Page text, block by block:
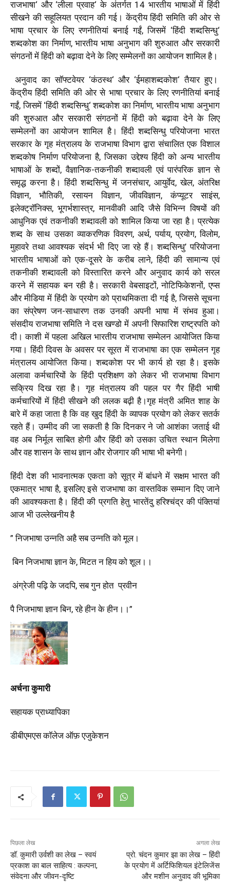
राजभाषा‘ और ‘लीला प्रवाह‘के अंतर्गत 14 भारतीय भाषाओं में हिंदी
सीखने की सहूलियत प्रदान की गई। केंद्रीय हिंदी समिति की ओर से
भाषा प्रचार के लिए रणनीतियां बनाई गईं,जिसमें ‘हिंदी शब्दसिन्धु‘
शब्दकोश का निर्माण,भारतीय भाषा अनुभाग की शुरुआत और सरकारी
संगठनों में हिंदी को बढ़ावा देने के लिए सम्मेलनों का आयोजन शामिल है।
अनुवाद का सॉफ्टवेयर ‘कंठस्थ‘और ‘ईमहाशब्दकोश‘तैयार हुए।
केंद्रीय हिंदी समिति की ओर से भाषा प्रचार के लिए रणनीतियां बनाई
गईं,जिसमें ‘हिंदी शब्दसिन्धु‘शब्दकोश का निर्माण, भारतीय भाषा अनुभाग
की शुरुआत और सरकारी संगठनों में हिंदी को बढ़ावा देने के लिए
सम्मेलनों का आयोजन शामिल है। हिंदी शब्दसिन्धु परियोजना भारत
सरकार के गृह मंत्रालय के राजभाषा विभाग द्वारा संचालित एक विशाल
शब्दकोष निर्माण परियोजना है,जिसका उद्देश्य हिंदी को अन्य भारतीय
भाषाओं के शब्दों,वैज्ञानिक-तकनीकी शब्दावली एवं पारंपरिक ज्ञान से
समृद्ध करना है। हिंदी शब्दसिन्धु में जनसंचार, आयुर्वेद,खेल,अंतरिक्ष
विज्ञान, भौतिकी,रसायन विज्ञान,जीवविज्ञान,कंप्यूटर साइंस,
इलेक्ट्रॉनिक्स,भूगर्भशास्त्र,मानवीकी आदि जैसे विभिन्न विषयों की
आधुनिक एवं तकनीकी शब्दावली को शामिल किया जा रहा है। प्रत्येक
शब्द के साथ उसका व्याकरणिक विवरण,अर्थ,पर्याय,प्रयोग,विलोम,
मुहावरे तथा आवश्यक संदर्भ भी दिए जा रहे हैं। शब्दसिन्धु’ परियोजना
भारतीय भाषाओं को एक-दूसरे के करीब लाने,हिंदी की सामान्य एवं
तकनीकी शब्दावली को विस्तारित करने और अनुवाद कार्य को सरल
करने में सहायक बन रही है। सरकारी वेबसाइटों,नोटिफिकेशनों,एप्स
और मीडिया में हिंदी के प्रयोग को प्राथमिकता दी गई है,जिससे सूचना
का संप्रेषण जन-साधारण तक उनकी अपनी भाषा में संभव हुआ।
संसदीय राजभाषा समिति ने दस खण्डो में अपनी सिफारिश राष्ट्रपति को
दी। काशी में पहला अखिल भारतीय राजभाषा सम्मेलन आयोजित किया
गया। हिंदी दिवस के अवसर पर सूरत में राजभाषा का एक सम्मेलन गृह
मंत्रालय आयोजित किया। शब्दकोश पर भी कार्य हो रहा है। इसके
अलावा कर्मचारियों के हिंदी प्रशिक्षण को लेकर भी राजभाषा विभाग
सक्रिय दिख रहा है। गृह मंत्रालय की पहल पर गैर हिंदी भाषी
कर्मचारियों में हिंदी सीखने की ललक बढ़ी है।गृह मंत्री अमित शाह के
बारे में कहा जाता है कि वह खुद हिंदी के व्यापक प्रयोग को लेकर सतर्क
रहते हैं। उम्मीद की जा सकती है कि दिनकर ने जो आशंका जताई थी
वह अब निर्मूल साबित होगी और हिंदी को उसका उचित स्थान मिलेगा
और वह शासन के साथ ज्ञान और रोजगार की भाषा भी बनेगी।
हिंदी देश की भावनात्मक एकता को सूत्र में बांधने में सक्षम भारत की
एकमात्र भाषा है,इसलिए इसे राजभाषा का वास्तविक सम्मान दिए जाने
की आवश्यकता है। हिंदी की प्रगति हेतु भारतेंदु हरिश्चंद्र की पंक्तियां
आज भी उल्लेखनीय है
”निजभाषा उन्नति अहै सब उन्नति को मूल।
बिन निजभाषा ज्ञान के,मिटत न हिय को शूल।।
अंग्रेजी पढ़ि के जदपि,सब गुन होत प्रवीन
पै निजभाषा ज्ञान बिन,रहे हीन के हीन।।”
अर्चना कुमारी
सहायक प्राध्यापिका
डीबीएमएस कॉलेज ऑफ़ एजुकेशन
पिछला लेख
डॉ. कुमारी उर्वशी का लेख – स्वयं
प्रकाश का बाल साहित्य : कल्पना,
संवेदना और जीवन-दृष्टि
अगला लेख
प्रो. चंदन कुमार झा का लेख – हिंदी
के प्रयोग में अर्टिफिशियल इंटेलिजेंस
और मशीन अनुवाद की भूमिका